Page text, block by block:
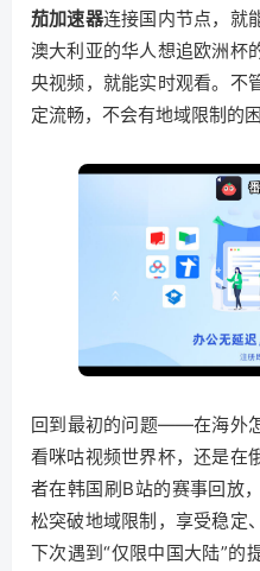
茄加速器连接国内节点，就
澳大利亚的华人想追欧洲杯
央视频，就能实时观看。不
定流畅，不会有地域限制的困
回到最初的问题——在海外
看咪咕视频世界杯，还是在
者在韩国刷B站的赛事回放
松突破地域限制，享受稳定
下次遇到“仅限中国大陆”的